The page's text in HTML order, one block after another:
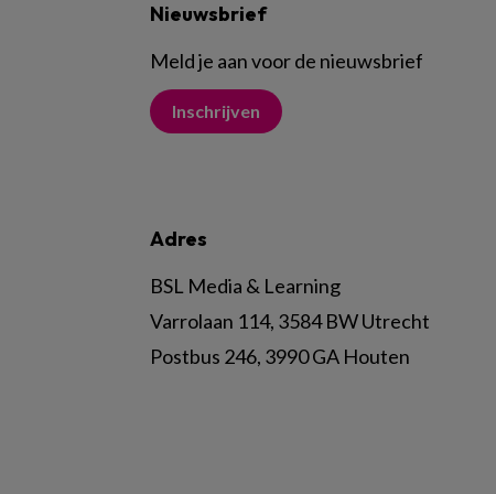
Nieuwsbrief
Meld je aan voor de nieuwsbrief
Inschrijven
Adres
BSL Media & Learning
Varrolaan 114, 3584 BW Utrecht
Postbus 246, 3990 GA Houten